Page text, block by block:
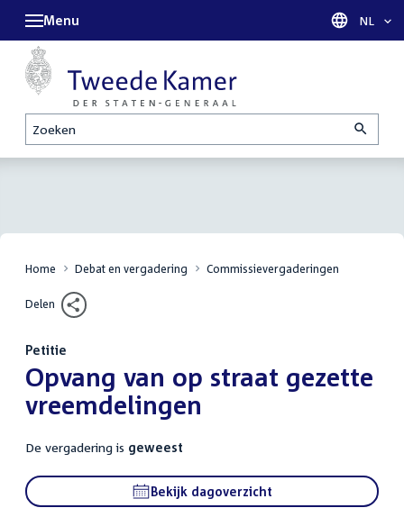
Zoeken
Menu Taal
NL
Home Debat en vergadering Commissievergaderingen
Delen
Petitie
:Opvang van op straat gezette
vreemdelingen
De vergadering is geweest
Bekijk dagoverzicht